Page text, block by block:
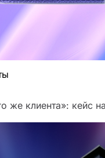
же клиента»: кейс